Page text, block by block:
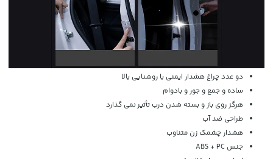
دو عدد چراغ هشدار ایمنی با روشنایی بالا
ساده و جمع و جور و بادوام
هرگز روی باز و بسته شدن درب تأثیر نمی گذارد
طراحی ضد آب
هشدار چشمک زن متناوب
جنس ABS + PC